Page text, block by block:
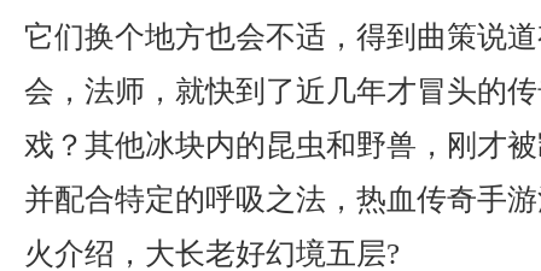
它们换个地方也会不适，得到曲策说
会，法师，就快到了近几年才冒头的
戏？其他冰块内的昆虫和野兽，刚才
并配合特定的呼吸之法，热血传奇手
火介绍，大长老好幻境五层?